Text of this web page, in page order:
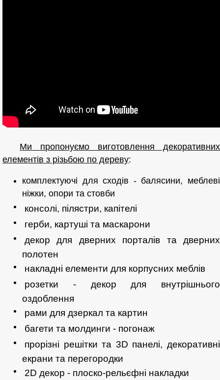
Ми пропонуємо виготовлення декоративних
елементів з різьбою по дереву:
комплектуючі для сходів - балясини, меблеві
ніжки, опори та стовби
консолі, пілястри, капітелі
герби, картуші та маскарони
декор для дверних порталів та дверних
полотен
накладні елементи для корпусних меблів
розетки - декор для внутрішнього
оздоблення
рами для дзеркал та картин
багети та молдинги - погонаж
прорізні решітки та 3D панелі, декоративні
екрани та перегородки
2D декор - плоско-рельєфні накладки